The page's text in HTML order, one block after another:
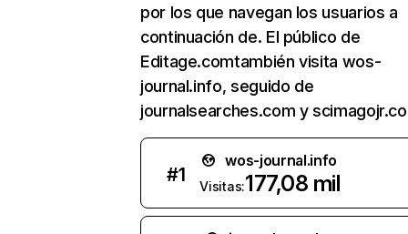
por los que navegan los usuarios a
continuación de. El público de
Editage.comtambién visita wos-
journal.info, seguido de
journalsearches.com y
#1
wos-journal.info
Visitas:177,08 mil